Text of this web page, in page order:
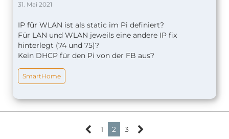
31. Mai 2021
IP für WLAN ist als static im Pi definiert?
Für LAN und WLAN jeweils eine andere IP fix
hinterlegt (74 und 75)?
Kein DHCP für den Pi von der FB aus?
SmartHome
1 2 3